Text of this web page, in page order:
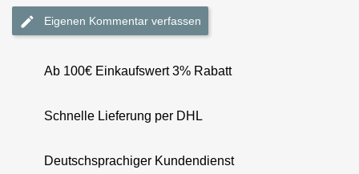
Eigenen Kommentar verfassen
Ab 100€ Einkaufswert 3% Rabatt
Schnelle Lieferung per DHL
Deutschsprachiger Kundendienst